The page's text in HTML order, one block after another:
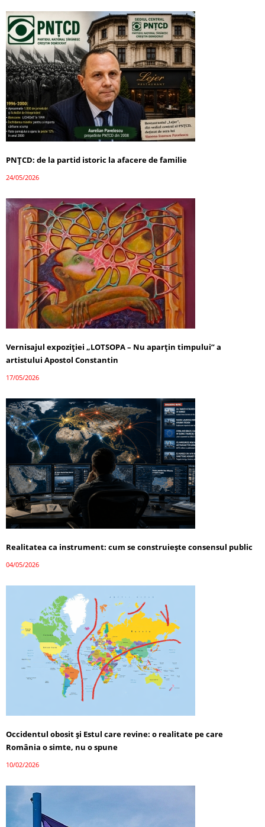
PNȚCD: de la partid istoric la afacere de familie
24/05/2026
Vernisajul expoziției „LOTSOPA – Nu aparțin timpului” a
artistului Apostol Constantin
17/05/2026
Realitatea ca instrument: cum se construiește consensul public
04/05/2026
Occidentul obosit și Estul care revine: o realitate pe care
România o simte, nu o spune
10/02/2026